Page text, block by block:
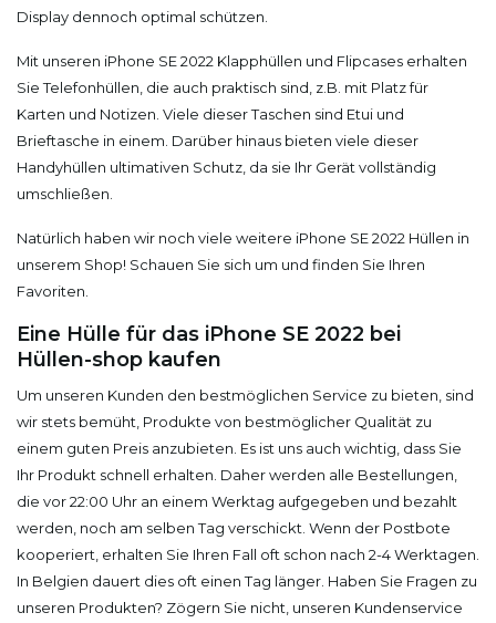
Display dennoch optimal schützen.
Mit unseren iPhone SE 2022 Klapphüllen und Flipcases erhalten
Sie Telefonhüllen, die auch praktisch sind, z.B. mit Platz für
Karten und Notizen. Viele dieser Taschen sind Etui und
Brieftasche in einem. Darüber hinaus bieten viele dieser
Handyhüllen ultimativen Schutz, da sie Ihr Gerät vollständig
umschließen.
Natürlich haben wir noch viele weitere iPhone SE 2022 Hüllen in
unserem Shop! Schauen Sie sich um und finden Sie Ihren
Favoriten.
Eine Hülle für das iPhone SE 2022 bei
Hüllen-shop kaufen
Um unseren Kunden den bestmöglichen Service zu bieten, sind
wir stets bemüht, Produkte von bestmöglicher Qualität zu
einem guten Preis anzubieten. Es ist uns auch wichtig, dass Sie
Ihr Produkt schnell erhalten. Daher werden alle Bestellungen,
die vor 22:00 Uhr an einem Werktag aufgegeben und bezahlt
werden, noch am selben Tag verschickt. Wenn der Postbote
kooperiert, erhalten Sie Ihren Fall oft schon nach 2-4 Werktagen.
In Belgien dauert dies oft einen Tag länger. Haben Sie Fragen zu
unseren Produkten? Zögern Sie nicht, unseren Kundenservice